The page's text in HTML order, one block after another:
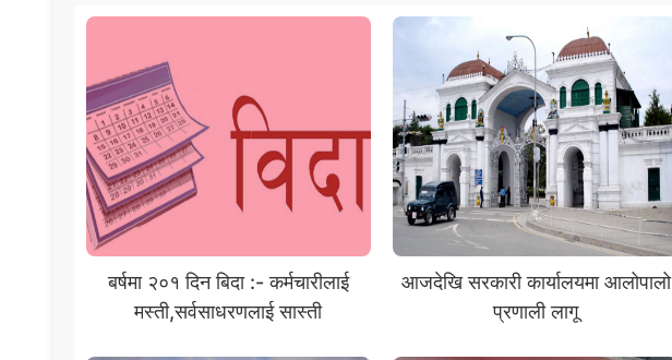
बर्षमा २०१ दिन बिदा :- कर्मचारीलाई
मस्ती,सर्वसाधरणलाई सास्ती
आजदेखि सरकारी कार्यालयमा आलोपालो
प्रणाली लागू